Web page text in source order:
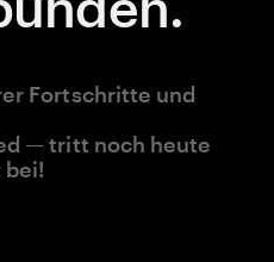
Fortschritte und
— tritt noch heute
bei!